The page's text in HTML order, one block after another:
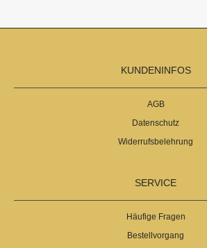
KUNDENINFOS
AGB
Datenschutz
Widerrufsbelehrung
SERVICE
Häufige Fragen
Bestellvorgang